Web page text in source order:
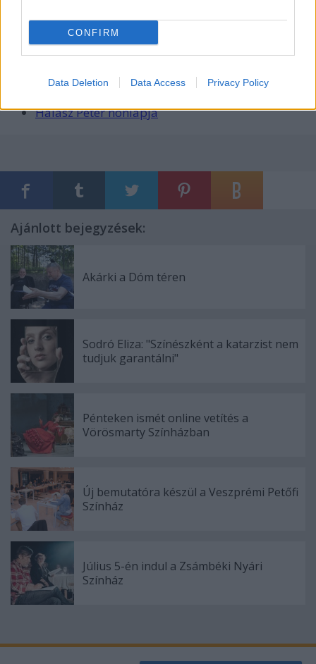
CONFIRM
Data Deletion Data Access Privacy Policy
Halász Péter ravatalozása a Műcsarnokban
(video)
"A hamvasztás kényelmesebb"(az Index cikke)
Búcsú Halász Pétertől (fotóriport)
Elhunyt Halász Péter (a hvg.hu cikke)
Halász Péter honlapja
Ajánlott bejegyzések:
Akárki a Dóm téren
Sodró Eliza: "Színészként a katarzist nem
tudjuk garantálni"
Pénteken ismét online vetítés a
Vörösmarty Színházban
Új bemutatóra készül a Veszprémi Petőfi
Színház
Július 5-én indul a Zsámbéki Nyári
Színház